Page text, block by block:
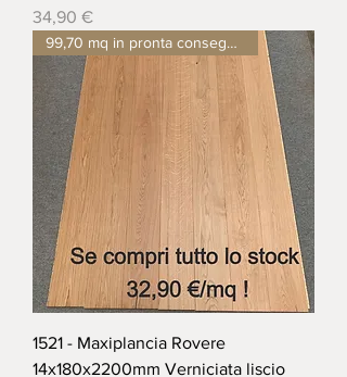
Prezzo
34,90 €
99,70 mq in pronta consegna !
1521 - Maxiplancia Rovere
14x180x2200mm Verniciata liscio